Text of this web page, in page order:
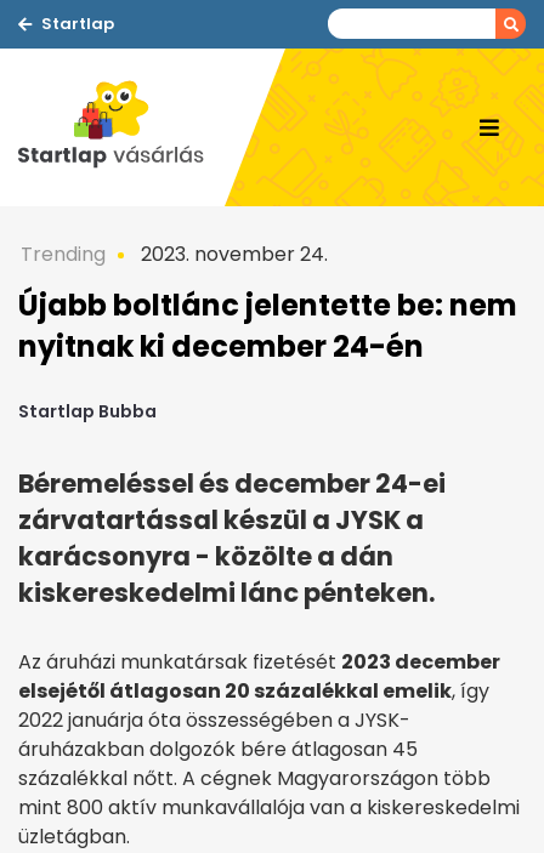
Startlap
Trending 2023. november 24.
Újabb boltlánc jelentette be: nem
nyitnak ki december 24-én
Startlap Bubba
Béremeléssel és december 24-ei
zárvatartással készül a JYSK a
karácsonyra - közölte a dán
kiskereskedelmi lánc pénteken.
Az áruházi munkatársak fizetését 2023 december
elsejétől átlagosan 20 százalékkal emelik, így
2022 januárja óta összességében a JYSK-
áruházakban dolgozók bére átlagosan 45
százalékkal nőtt. A cégnek Magyarországon több
mint 800 aktív munkavállalója van a kiskereskedelmi
üzletágban.